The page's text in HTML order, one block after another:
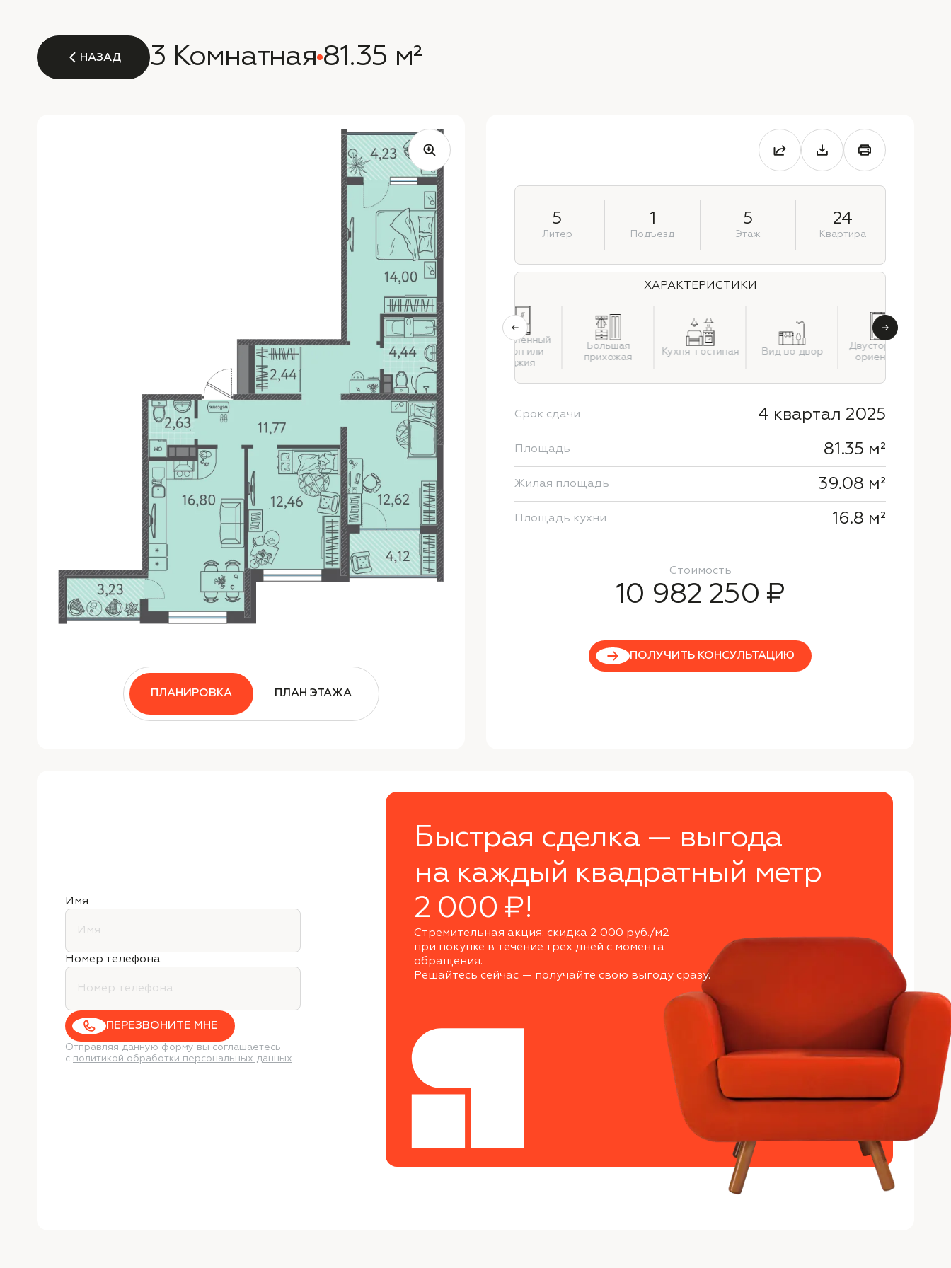
НАЗАД 3 Комнатная 81.35 м²
ПЛАНИРОВКА ПЛАН ЭТАЖА
5
Литер
1
Подъезд
5
Этаж
24
Квартира
ХАРАКТЕРИСТИКИ
Раздельный
санузел
Застекленный
балкон или
лоджия
Большая
прихожая
Кухня-гостиная Вид во двор
Двусторонняя
ориентация
Срок сдачи 4 квартал 2025
Площадь 81.35 м²
Жилая площадь 39.08 м²
Площадь кухни 16.8 м²
Стоимость
10 982 250 ₽
ПОЛУЧИТЬ КОНСУЛЬТАЦИЮ
Быстрая сделка — выгода
на каждый квадратный метр
2 000 ₽!
Стремительная акция: скидка 2 000 руб./м2
при покупке в течение трех дней с момента
обращения.
Решайтесь сейчас — получайте свою выгоду сразу.
Имя
Номер телефона
ПЕРЕЗВОНИТЕ МНЕ
Отправляя данную форму вы соглашаетесь
с политикой обработки персональных данных